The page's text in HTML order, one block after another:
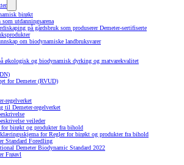
birøkt
som utdanningsarena
på gårdsbruk som produserer Demeter-sertifiserte
om biodynamiske landbruksvarer
økologisk og biodynamisk dyrking og matvarekvalitet
for Demeter (RVUD)
regelverket
til Demeter-regelverket
veileder
for birøkt og produkter fra bihold
for Regler for birøkt og produkter fra bihold
Standard Foredling
Demeter Biodynamic Standard 2022
Frøavl